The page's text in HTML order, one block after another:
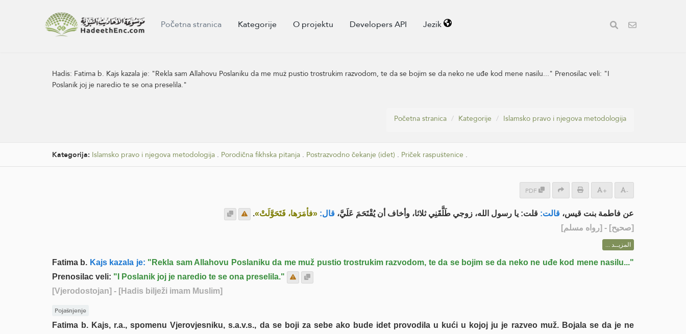
Početna stranica Kategorije O projektu Developers API Jezik
Hadis: Fatima b. Kajs kazala je: "Rekla sam Allahovu Poslaniku da me muž pustio trostrukim razvodom, te da se bojim se da neko ne uđe kod mene nasilu..." Prenosilac veli: "I
Poslanik joj je naredio te se ona preselila."
Početna stranica Kategorije Islamsko pravo i njegova metodologija
Kategorija: Islamsko pravo i njegova metodologija . Porodična fikhska pitanja . Postrazvodno čekanje (idet) . Priček raspuštenice .
PDF + -
عن فاطمة بنت قيس، قالت: قلت: يا رسول الله، زوجي طَلَّقَنِي ثلاثا، وأخاف أن يُقْتَحَمَ عَلَيَّ، قال: «فأمَرَها، فَتَحَوَّلَتْ».
[صحيح] - [رواه مسلم]
المزيــد ...
Fatima b. Kajs kazala je: "Rekla sam Allahovu Poslaniku da me muž pustio trostrukim razvodom, te da se bojim se da neko ne uđe kod mene nasilu..."
Prenosilac veli: "I Poslanik joj je naredio te se ona preselila."
[Vjerodostojan] - [Hadis bilježi imam Muslim]
Pojašnjenje
Fatima b. Kajs, r.a., spomenu Vjerovjesniku, s.a.v.s., da se boji za sebe ako bude idet provodila u kući u kojoj ju je razveo muž. Bojala se da je ne